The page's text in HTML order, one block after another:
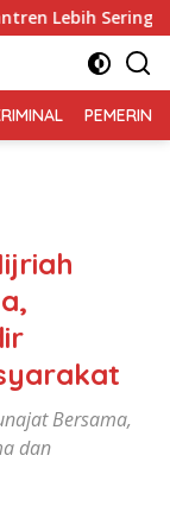
ke Lingkungan
Bersama,
dan